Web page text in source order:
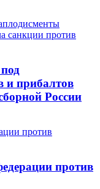
и прибалтов
России
против